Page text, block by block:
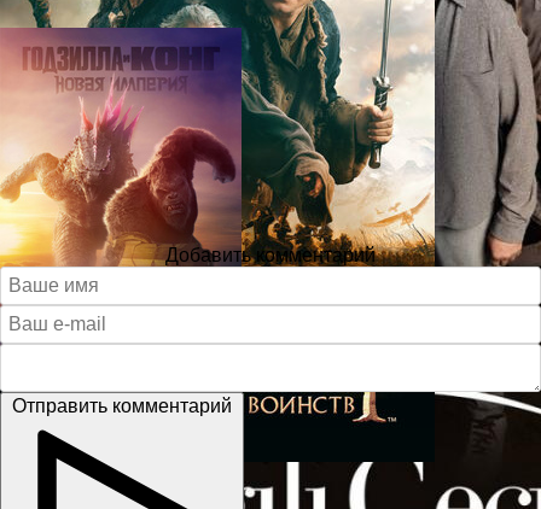
Добавить комментарий
Отправить комментарий